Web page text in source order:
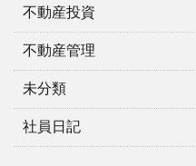
不動産投資
不動産管理
未分類
社員日記